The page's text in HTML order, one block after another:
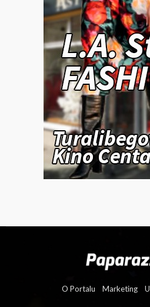
O Portalu Marketing